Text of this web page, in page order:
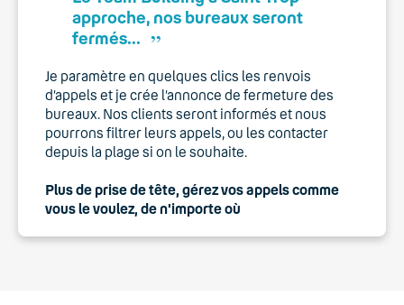
approche, nos bureaux seront
fermés... ,,
Je paramètre en quelques clics les renvois
d’appels et je crée l’annonce de fermeture des
bureaux. Nos clients seront informés et nous
pourrons filtrer leurs appels, ou les contacter
depuis la plage si on le souhaite.
Plus de prise de tête, gérez vos appels comme
vous le voulez, de n'importe où